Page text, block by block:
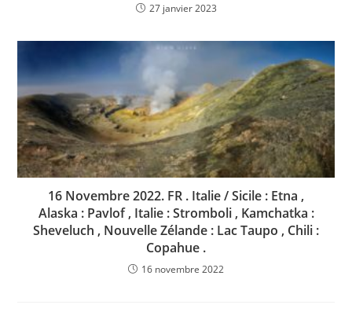
27 janvier 2023
16 Novembre 2022. FR . Italie / Sicile : Etna ,
Alaska : Pavlof , Italie : Stromboli , Kamchatka :
Sheveluch , Nouvelle Zélande : Lac Taupo , Chili :
Copahue .
16 novembre 2022